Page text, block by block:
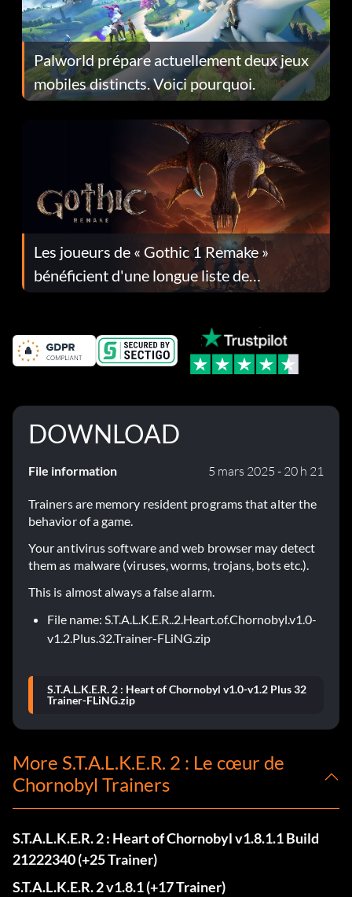
Palworld prépare actuellement deux jeux
mobiles distincts. Voici pourquoi.
Les joueurs de « Gothic 1 Remake »
bénéficient d'une longue liste de
corrections dans la mise à jour 1.0.4
DOWNLOAD
File information 5 mars 2025 - 20 h 21
Trainers are memory resident programs that alter the
behavior of a game.
Your antivirus software and web browser may detect
them as malware (viruses, worms, trojans, bots etc.).
This is almost always a false alarm.
File name: S.T.A.L.K.E.R..2.Heart.of.Chornobyl.v1.0-
v1.2.Plus.32.Trainer-FLiNG.zip
S.T.A.L.K.E.R. 2 : Heart of Chornobyl v1.0-v1.2 Plus 32
Trainer-FLiNG.zip
More S.T.A.L.K.E.R. 2 : Le cœur de
Chornobyl Trainers
S.T.A.L.K.E.R. 2 : Heart of Chornobyl v1.8.1.1 Build
21222340 (+25 Trainer)
S.T.A.L.K.E.R. 2 v1.8.1 (+17 Trainer)